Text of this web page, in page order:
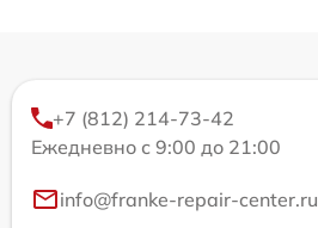
+7 (812) 214-73-42
Ежедневно с 9:00 до 21:00
info@franke-repair-center.ru